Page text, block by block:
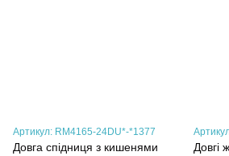
Артикул: RM4165-24DU*-*1377
Довга спідниця з кишенями
Довгі